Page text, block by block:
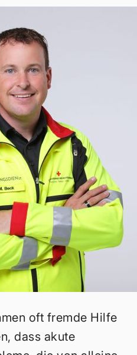
oft fremde Hilfe
dass akute